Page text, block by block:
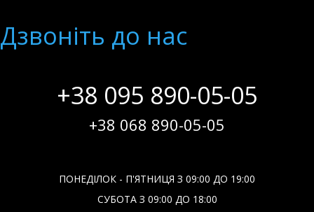
Дзвонiть до нас
+38 095 890-05-05
+38 068 890-05-05
ПОНЕДІЛОК - П'ЯТНИЦЯ З 09:00 ДО 19:00
СУБОТА З 09:00 ДО 18:00